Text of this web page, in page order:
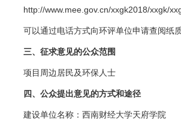
http://www.mee.gov.cn/xxgk2018/xxgk/
可以通过电话方式向环评单位申请查阅纸
三、征求意见的公众范围
项目周边居民及环保人士
四、公众提出意见的方式和途径
建设单位名称：西南财经大学天府学院